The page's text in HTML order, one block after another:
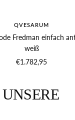
QVESARUM
Fredman einfach
weiß
Verkaufspreis
€1.782,95